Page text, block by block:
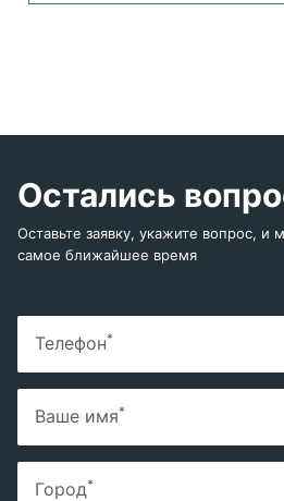
Остались
Оставьте заявку, укажите вопрос,
самое ближайшее время
Телефон*
Ваше имя*
Город*